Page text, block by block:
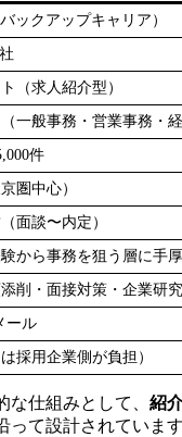
ックアップキャリア）
（求人紹介型）
一般事務・営業事務・
件
圏中心）
面談〜内定）
から事務を狙う層に手
削・面接対策・企業研
ール
採用企業側が負担）
仕組みとして、 紹
って設計されていま